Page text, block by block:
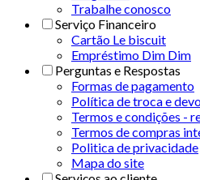
Trabalhe conosco
Serviço Financeiro
Cartão Le biscuit
Empréstimo Dim Dim
Perguntas e Respostas
Formas de pagamento
Política de troca e
Termos e condições -
Termos de compras
Politica de privacidade
Mapa do site